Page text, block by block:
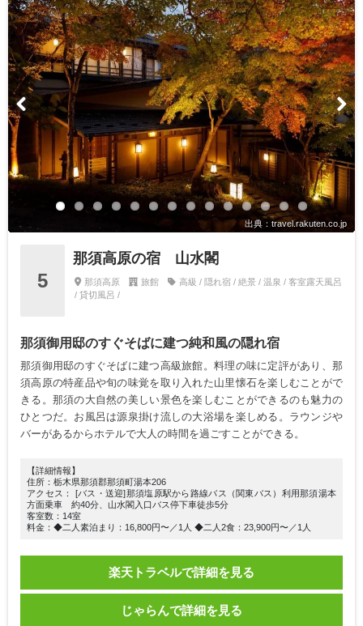
出典：travel.rakuten.co.jp
5
那須高原の宿 山水閣
那須高原 旅館
高級 / 隠れ宿 / 絶景 / 温泉 / 客室露天風呂
/ 貸切風呂 /
那須御用邸のすぐそばに建つ純和風の隠れ宿
那須御用邸のすぐそばに建つ高級旅館。料理の味に定評があり、那
須高原の特産品や旬の味覚を取り入れた山里懐石を楽しむことがで
きる。那須の大自然の美しい景色を楽しむことができるのも魅力の
ひとつだ。お風呂は源泉掛け流しの大浴場を楽しめる。ラウンジや
バーがあるからホテルで大人の時間を過ごすことができる。
【詳細情報】
住所：栃木県那須郡那須町湯本206
アクセス： [バス・送迎]那須塩原駅から路線バス（関東バス）利用那須湯本
方面乗車 約40分、山水閣入口バス停下車徒歩5分
客室数：14室
料金：◆二人素泊まり：16,800円〜／1人 ◆二人2食：23,900円〜／1人
楽天トラベルで詳細を見る
じゃらんで詳細を見る